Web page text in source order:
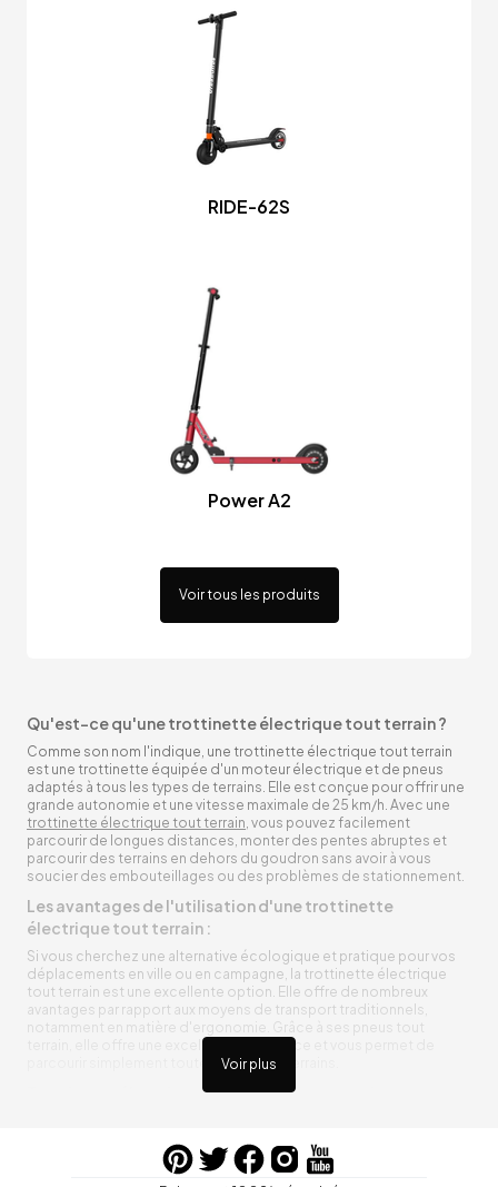
RIDE-62S
Power A2
Voir tous les produits
Voir plus
Qu'est-ce qu'une trottinette électrique tout terrain ?
Comme son nom l'indique, une trottinette électrique tout terrain
est une trottinette équipée d'un moteur électrique et de pneus
adaptés à tous les types de terrains. Elle est conçue pour offrir une
grande autonomie et une vitesse maximale de 25 km/h. Avec une
trottinette électrique tout terrain, vous pouvez facilement
parcourir de longues distances, monter des pentes abruptes et
parcourir des terrains en dehors du goudron sans avoir à vous
soucier des embouteillages ou des problèmes de stationnement.
Les avantages de l'utilisation d'une trottinette
électrique tout terrain :
Si vous cherchez une alternative écologique et pratique pour vos
déplacements en ville ou en campagne, la trottinette électrique
tout terrain est une excellente option. Elle offre de nombreux
avantages par rapport aux moyens de transport traditionnels,
notamment en matière d'ergonomie. Grâce à ses pneus tout
terrain, elle offre une excellente adhérence et vous permet de
parcourir simplement toutes sortes de terrains.
Trottinette électrique tout terrain ergonomique
entre vos trajets, vous n’aurez pas à vous soucier de l’état de sa
batterie. De plus, elle est équipée de pneus résistants qui peuvent